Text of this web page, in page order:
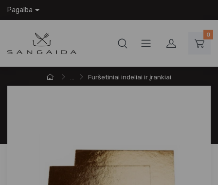
Pagalba
0
... Furšetiniai indeliai ir įrankiai